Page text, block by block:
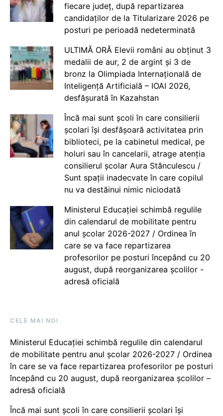
fiecare județ, după repartizarea
candidaților de la Titularizare 2026 pe
posturi pe perioadă nedeterminată
ULTIMĂ ORĂ Elevii români au obținut 3
medalii de aur, 2 de argint și 3 de
bronz la Olimpiada Internațională de
Inteligență Artificială – IOAI 2026,
desfășurată în Kazahstan
Încă mai sunt școli în care consilierii
școlari își desfășoară activitatea prin
biblioteci, pe la cabinetul medical, pe
holuri sau în cancelarii, atrage atenția
consilierul școlar Aura Stănculescu /
Sunt spații inadecvate în care copilul
nu va destăinui nimic niciodată
Ministerul Educației schimbă regulile
din calendarul de mobilitate pentru
anul școlar 2026-2027 / Ordinea în
care se va face repartizarea
profesorilor pe posturi începând cu 20
august, după reorganizarea școlilor -
adresă oficială
CELE MAI NOI
Ministerul Educației schimbă regulile din calendarul
de mobilitate pentru anul școlar 2026-2027 / Ordinea
în care se va face repartizarea profesorilor pe posturi
începând cu 20 august, după reorganizarea școlilor –
adresă oficială
Încă mai sunt școli în care consilierii școlari își